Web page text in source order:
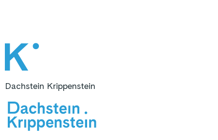
Dachstein Krippenstein